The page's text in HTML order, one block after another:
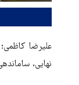
علیرضا
نهایی،